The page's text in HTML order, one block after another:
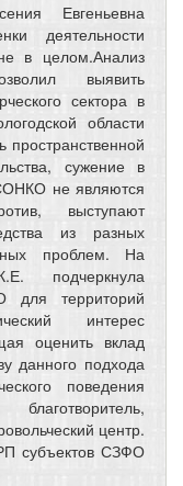
Евгеньевна
деятельности
в целом.Анализ
выявить
сектора в
области
пространственной
сужение в
не являются
выступают
из разных
проблем. На
подчеркнула
для территорий
интерес
оценить вклад
данного подхода
поведения
центр.
субъектов СЗФО